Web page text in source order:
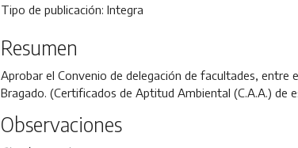
Tipo de publicación: Integra
Resumen
Aprobar el Convenio de delegación de facultades, entre
Bragado. (Certificados de Aptitud Ambiental (C.A.A.) de
Observaciones